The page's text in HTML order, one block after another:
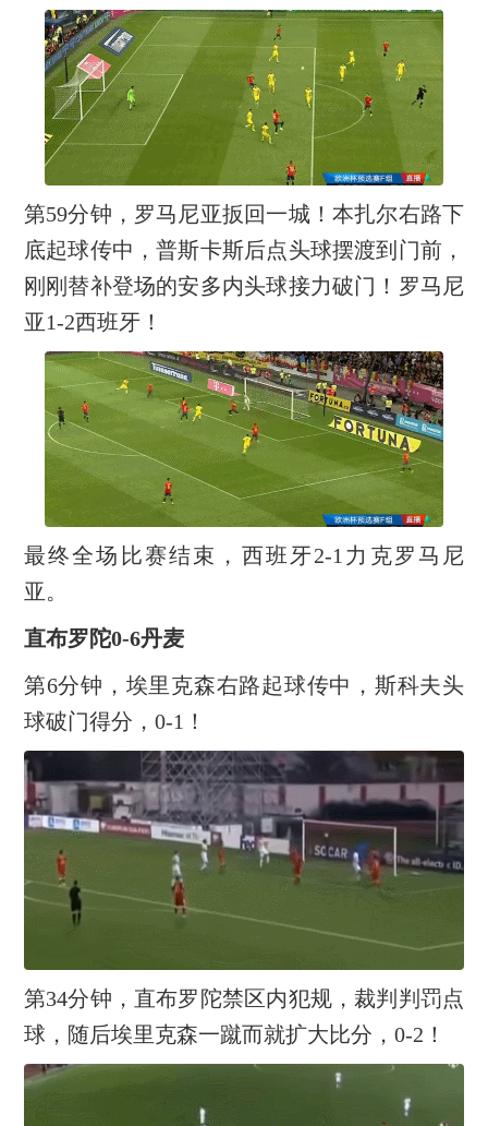
第59分钟，罗马尼亚扳回一城！本扎尔右路下
底起球传中，普斯卡斯后点头球摆渡到门前，
刚刚替补登场的安多内头球接力破门！罗马尼
亚1-2西班牙！
最终全场比赛结束，西班牙2-1力克罗马尼
亚。
直布罗陀0-6丹麦
第6分钟，埃里克森右路起球传中，斯科夫头
球破门得分，0-1！
第34分钟，直布罗陀禁区内犯规，裁判判罚点
球，随后埃里克森一蹴而就扩大比分，0-2！